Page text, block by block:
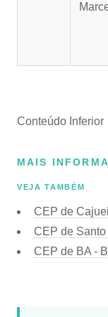
Conteúdo Inferior
MAIS
VEJA TAMBÉM
CEP de
CEP de
CEP de BA -